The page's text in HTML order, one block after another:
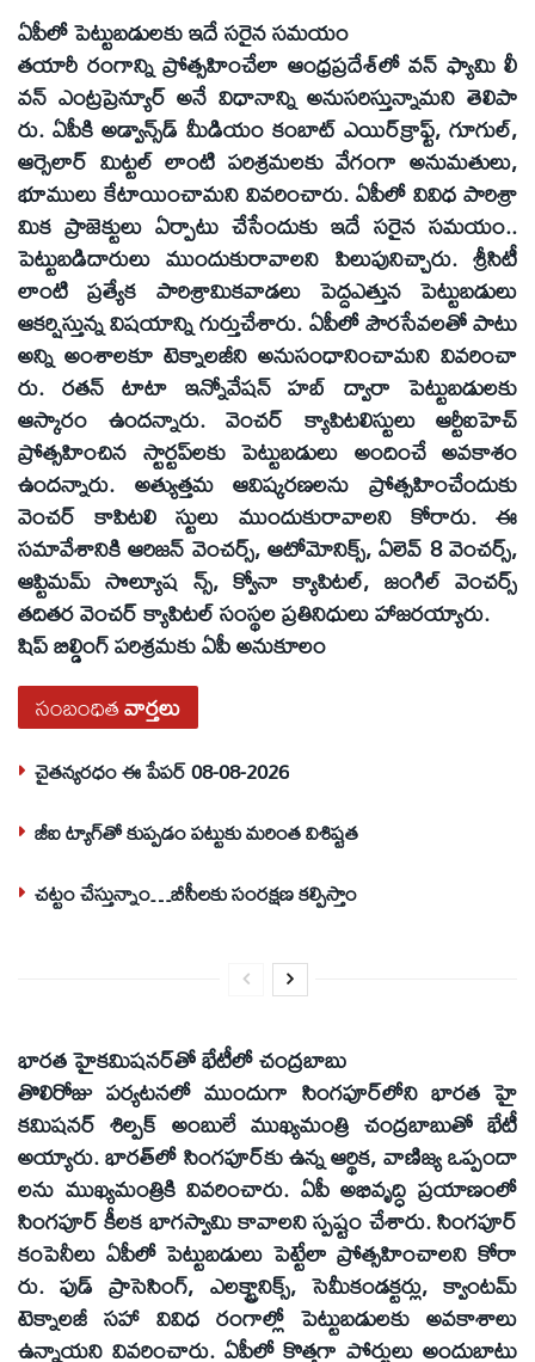
ఏపీలో పెట్టుబడులకు ఇదే సరైన సమయం
తయారీ రంగాన్ని ప్రోత్సహించేలా ఆంధ్రప్రదేశ్‌లో వన్ ఫ్యామి లీ
వన్ ఎంట్రప్రెన్యూర్ అనే విధానాన్ని అనుసరిస్తున్నామని తెలిపా
రు. ఏపీకి అడ్వాన్స్‌డ్ మీడియం కంబాట్ ఎయిర్‌క్రాఫ్ట్, గూగుల్,
ఆర్సెలార్ మిట్టల్ లాంటి పరిశ్రమలకు వేగంగా అనుమతులు,
భూములు కేటాయించామని వివరించారు. ఏపీలో వివిధ పారిశ్రా
మిక ప్రాజెక్టులు ఏర్పాటు చేసేందుకు ఇదే సరైన సమయం..
పెట్టుబడిదారులు ముందుకురావాలని పిలుపునిచ్చారు. శ్రీసిటీ
లాంటి ప్రత్యేక పారిశ్రామికవాడలు పెద్దఎత్తున పెట్టుబడులు
ఆకర్షిస్తున్న విషయాన్ని గుర్తుచేశారు. ఏపీలో పౌరసేవలతో పాటు
అన్ని అంశాలకూ టెక్నాలజీని అనుసంధానించామని వివరించా
రు. రతన్ టాటా ఇన్నోవేషన్ హబ్ ద్వారా పెట్టుబడులకు
ఆస్కారం ఉందన్నారు. వెంచర్ క్యాపిటలిస్టులు ఆర్టీఐహెచ్
ప్రోత్సహించిన స్టార్టప్‌లకు పెట్టుబడులు అందించే అవకాశం
ఉందన్నారు. అత్యుత్తమ ఆవిష్కరణలను ప్రోత్సహించేందుకు
వెంచర్ కాపిటలి స్టులు ముందుకురావాలని కోరారు. ఈ
సమావేశానికి ఆరిజన్ వెంచర్స్, ఆటోమోనిక్స్, ఏలెవ్ 8 వెంచర్స్,
ఆప్టిమమ్ సొల్యూష న్స్, క్వోనా క్యాపిటల్, జంగిల్ వెంచర్స్
తదితర వెంచర్ క్యాపిటల్ సంస్థల ప్రతినిధులు హాజరయ్యారు.
షిప్ బిల్డింగ్ పరిశ్రమకు ఏపీ అనుకూలం
సంబంధితవార్తలు
చైతన్యరధం ఈ పేపర్ 08-08-2026
జీఐ ట్యాగ్‌తో కుప్పడం పట్టుకు మరింత విశిష్టత
చట్టం చేస్తున్నాం…బీసీలకు సంరక్షణ కల్పిస్తాం
భారత హైకమిషనర్‌తో భేటీలో చంద్రబాబు
తొలిరోజు పర్యటనలో ముందుగా సింగపూర్‌లోని భారత హై
కమిషనర్ శిల్పక్ అంబులే ముఖ్యమంత్రి చంద్రబాబుతో భేటీ
అయ్యారు. భారత్‌లో సింగపూర్‌కు ఉన్న ఆర్థిక, వాణిజ్య ఒప్పందా
లను ముఖ్యమంత్రికి వివరించారు. ఏపీ అభివృద్ధి ప్రయాణంలో
సింగపూర్ కీలక భాగస్వామి కావాలని స్పష్టం చేశారు. సింగపూర్
కంపెనీలు ఏపీలో పెట్టుబడులు పెట్టేలా ప్రోత్సహించాలని కోరా
రు. ఫుడ్ ప్రాసెసింగ్, ఎలక్ట్రానిక్స్, సెమీకండక్టర్లు, క్వాంటమ్
టెక్నాలజీ సహా వివిధ రంగాల్లో పెట్టుబడులకు అవకాశాలు
ఉన్నాయని వివరించారు. ఏపీలో కొత్తగా పోర్టులు అందుబాటు